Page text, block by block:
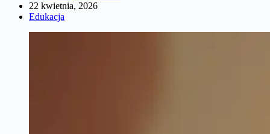
22 kwietnia, 2026
Edukacja